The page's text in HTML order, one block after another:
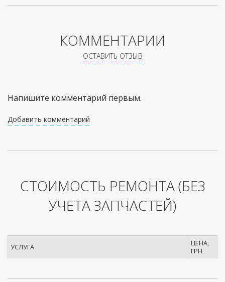
КОММЕНТАРИИ
ОСТАВИТЬ ОТЗЫВ
Напишите комментарий первым.
Добавить комментарий
СТОИМОСТЬ РЕМОНТА(БЕЗ
УЧЕТА ЗАПЧАСТЕЙ)
УСЛУГА
ЦЕНА,
ГРН